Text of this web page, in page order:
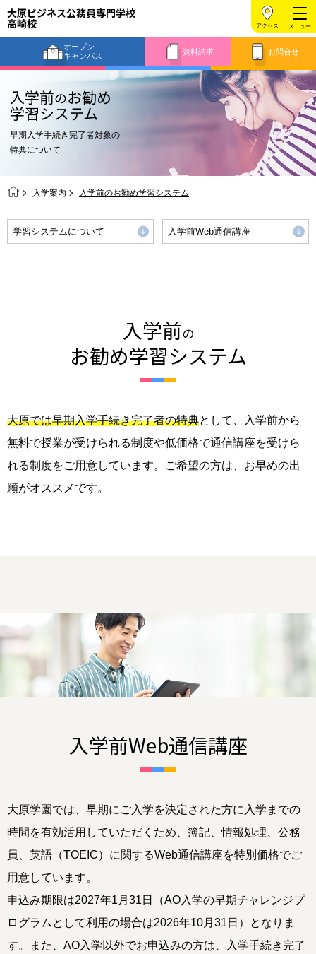
大原ビジネス公務員専門学校
高崎校
オープン
キャンパス
資料請求 お問合せ
アクセス
入学前のお勧め
学習システム
早期入学手続き完了者対象の
特典について
入学案内 入学前のお勧め学習システム
学習システムについて 入学前Web通信講座
入学前の
お勧め学習システム
大原では早期入学手続き完了者の特典として、入学前から
無料で授業が受けられる制度や低価格で通信講座を受けら
れる制度をご用意しています。ご希望の方は、お早めの出
願がオススメです。
入学前Web通信講座
大原学園では、早期にご入学を決定された方に入学までの
時間を有効活用していただくため、簿記、情報処理、公務
員、英語（TOEIC）に関するWeb通信講座を特別価格でご
用意しています。
申込み期限は2027年1月31日（AO入学の早期チャレンジプ
ログラムとして利用の場合は2026年10月31日）となりま
す。また、AO入学以外でお申込みの方は、入学手続き完了